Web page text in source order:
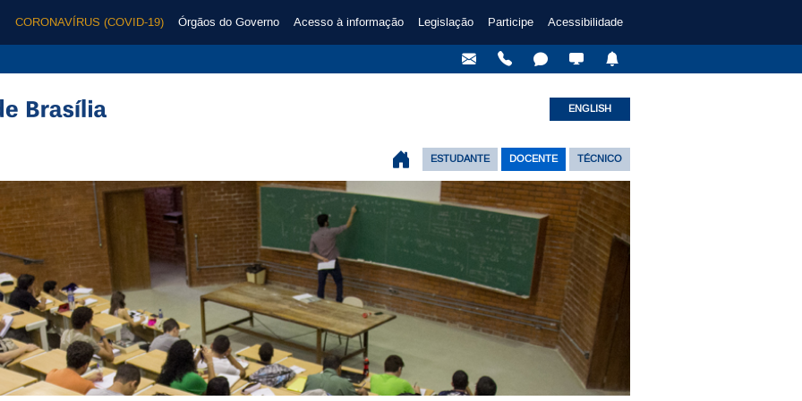
CORONAVÍRUS (COVID-19) Órgãos do Governo Acesso à informação Legislação Participe Acessibilidade
ENGLISH
ESTUDANTE DOCENTE TÉCNICO